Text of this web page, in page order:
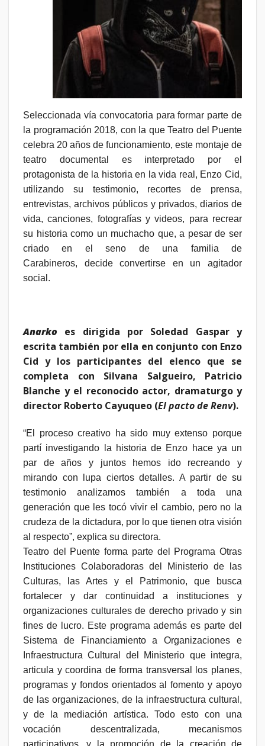
Seleccionada vía convocatoria para formar parte de
la programación 2018, con la que Teatro del Puente
celebra 20 años de funcionamiento, este montaje de
teatro documental es interpretado por el
protagonista de la historia en la vida real, Enzo Cid,
utilizando su testimonio, recortes de prensa,
entrevistas, archivos públicos y privados, diarios de
vida, canciones, fotografías y videos, para recrear
su historia como un muchacho que, a pesar de ser
criado en el seno de una familia de
Carabineros,
decide convertirse en un agitador
social.
Anarko es dirigida por Soledad Gaspar y
escrita también por ella en conjunto con Enzo
Cid y los participantes del elenco que se
completa con Silvana Salgueiro, Patricio
Blanche y el reconocido actor, dramaturgo y
director Roberto Cayuqueo (El pacto de Renv).
“El proceso creativo ha sido muy extenso porque
partí investigando la historia de Enzo hace ya un
par de años y juntos hemos ido recreando y
mirando con lupa ciertos detalles. A partir de su
testimonio analizamos también a toda una
generación que les tocó vivir el cambio, pero no la
crudeza de la dictadura, por lo que tienen otra visión
al respecto”, explica su directora.
Teatro del Puente forma parte del Programa Otras
Instituciones Colaboradoras del Ministerio de las
Culturas, las Artes y el Patrimonio, que busca
fortalecer y dar continuidad a instituciones y
organizaciones culturales de derecho privado y sin
fines de lucro. Este programa además es parte del
Sistema de Financiamiento a Organizaciones e
Infraestructura Cultural del Ministerio que integra,
articula y coordina de forma transversal los planes,
programas y fondos orientados al fomento y apoyo
de las organizaciones, de la infraestructura cultural,
y de la mediación artística. Todo esto con una
vocación descentralizada, mecanismos
participativos, y la promoción de la creación de